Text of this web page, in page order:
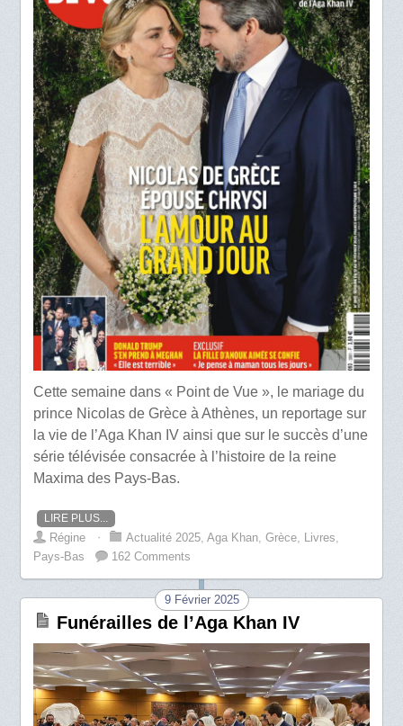
Cette semaine dans « Point de Vue », le mariage du
prince Nicolas de Grèce à Athènes, un reportage sur
la vie de l’Aga Khan IV ainsi que sur le succès d’une
série télévisée consacrée à l’histoire de la reine
Maxima des Pays-Bas.
LIRE PLUS...
Régine ⋅ Actualité 2025 ,Aga Khan ,Grèce Livres
Pays-Bas
162 Comments
9 Février 2025
Funérailles de l’Aga Khan IV